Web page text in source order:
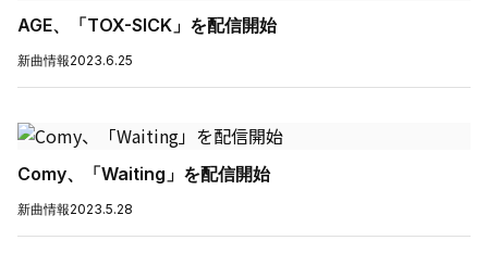
AGE、「TOX-SICK」を配信開始
新曲情報2023.6.25
Comy、「Waiting」を配信開始
新曲情報2023.5.28